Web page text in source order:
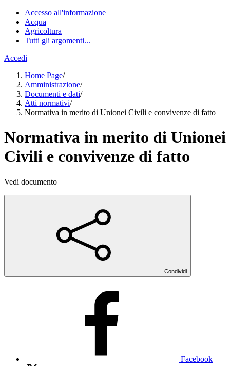
Accesso all'informazione
Acqua
Agricoltura
Tutti gli argomenti...
Accedi
Home Page/
Amministrazione/
Documenti e dati/
Atti normativi/
Normativa in merito di Unionei Civili e convivenze di fatto
Normativa in merito di Unionei
Civili e convivenze di fatto
Vedi documento
Condividi
Facebook